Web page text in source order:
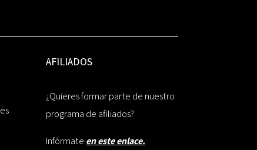
AFILIADOS
¿Quieres formar parte de nuestro
programa de afiliados?
Infórmate en este enlace.